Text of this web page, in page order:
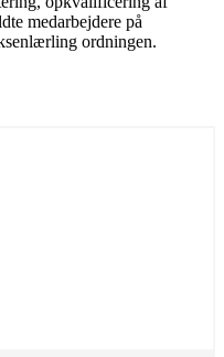
medarbejdere på
ordningen.